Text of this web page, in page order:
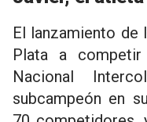
El lanzamiento de
Plata a
Nacional
subcampeón en